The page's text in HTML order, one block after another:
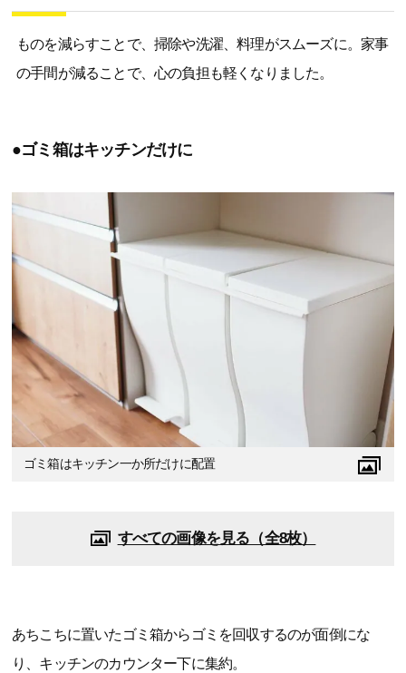
ものを減らすことで、掃除や洗濯、料理がスムーズに。家事
の手間が減ることで、心の負担も軽くなりました。
●ゴミ箱はキッチンだけに
ゴミ箱はキッチン一か所だけに配置
すべての画像を見る（全8枚）
あちこちに置いたゴミ箱からゴミを回収するのが面倒にな
り、キッチンのカウンター下に集約。